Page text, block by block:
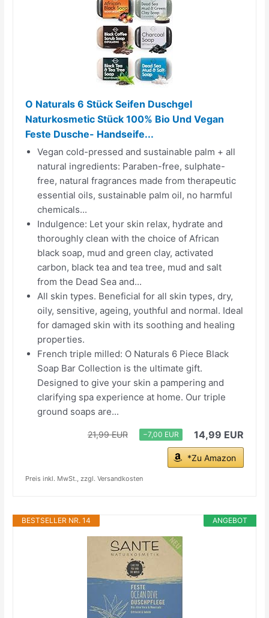
O Naturals 6 Stück Seifen Duschgel
Naturkosmetic Stück 100% Bio Und Vegan
Feste Dusche- Handseife...
Vegan cold-pressed and sustainable palm + all
natural ingredients: Paraben-free, sulphate-
free, natural fragrances made from therapeutic
essential oils, sustainable palm oil, no harmful
chemicals...
Indulgence: Let your skin relax, hydrate and
thoroughly clean with the choice of African
black soap, mud and green clay, activated
carbon, black tea and tea tree, mud and salt
from the Dead Sea and...
All skin types. Beneficial for all skin types, dry,
oily, sensitive, ageing, youthful and normal. Ideal
for damaged skin with its soothing and healing
properties.
French triple milled: O Naturals 6 Piece Black
Soap Bar Collection is the ultimate gift.
Designed to give your skin a pampering and
clarifying spa experience at home. Our triple
ground soaps are...
21,99 EUR −7,00 EUR 14,99 EUR
*Zu Amazon
Preis inkl. MwSt., zzgl. Versandkosten
ANGEBOT
BESTSELLER NR. 14